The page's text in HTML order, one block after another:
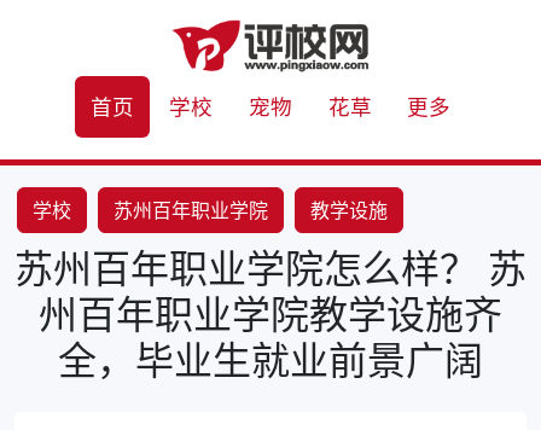
首页 学校 宠物 花草 更多
学校 苏州百年职业学院
教学设施
就业情况改写
苏州百年职业学院怎么样？ 苏
州百年职业学院教学设施齐
全，毕业生就业前景广阔